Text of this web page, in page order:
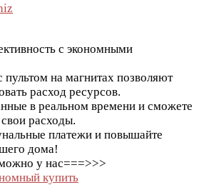
с экономными
пультом на магнитах позволяют
расход ресурсов.
в реальном времени и сможете
расходы.
платежи и повышайте
дома!
у нас===>>>
купить